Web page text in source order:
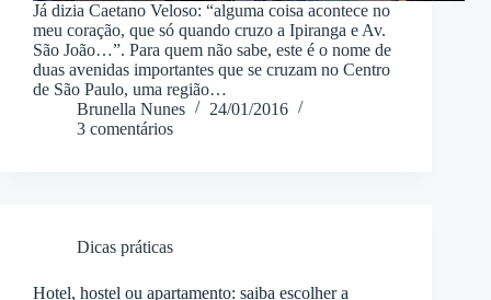
Já dizia Caetano Veloso: “alguma coisa acontece no
meu coração, que só quando cruzo a Ipiranga e Av.
São João…”. Para quem não sabe, este é o nome de
duas avenidas importantes que se cruzam no Centro
de São Paulo, uma região…
Brunella Nunes
24/01/2016
3 comentários
Dicas práticas
Hotel, hostel ou apartamento: saiba escolher a